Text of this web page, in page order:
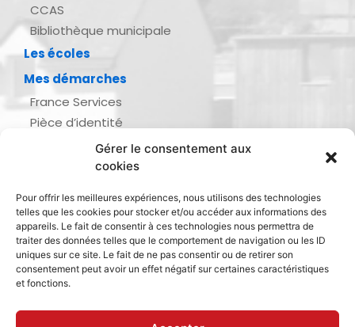
Gérer le consentement aux
cookies
Pour offrir les meilleures expériences, nous utilisons des technologies
telles que les cookies pour stocker et/ou accéder aux informations des
appareils. Le fait de consentir à ces technologies nous permettra de
traiter des données telles que le comportement de navigation ou les ID
uniques sur ce site. Le fait de ne pas consentir ou de retirer son
consentement peut avoir un effet négatif sur certaines caractéristiques
et fonctions.
CCAS
Bibliothèque municipale
Les écoles
Mes démarches
France Services
Pièce d’identité
Demande d’actes d’état civil
Inscription listes électorales
Recensement militaire
Le journal de ma ville
Gestion des déchets